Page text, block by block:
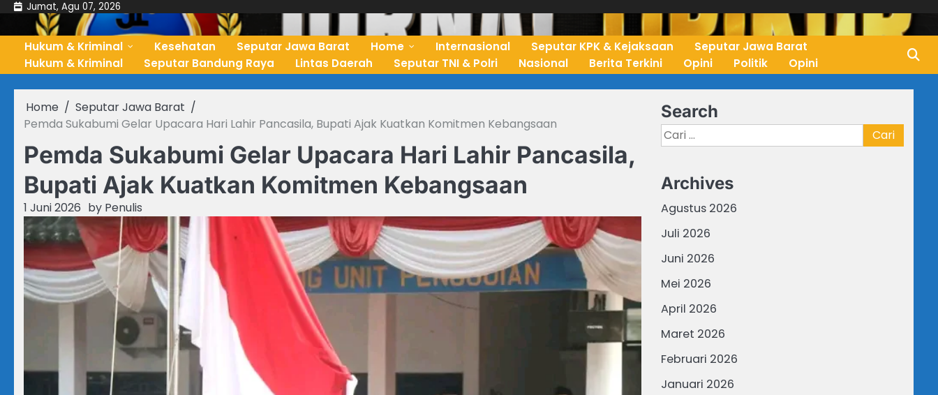
Skip
content
Jumat, Agu 07, 2026
Hukum & Kriminal Kesehatan Seputar Jawa Barat Home Internasional Seputar KPK & Kejaksaan
Seputar Jawa Barat
Hukum & Kriminal
Seputar Bandung Raya Lintas Daerah Seputar TNI & Polri Nasional Berita Terkini Opini Politik Opini
Home
Seputar Jawa Barat
Pemda Sukabumi Gelar Upacara Hari Lahir Pancasila, Bupati Ajak Kuatkan Komitmen Kebangsaan
Pemda Sukabumi Gelar Upacara Hari Lahir Pancasila,
Bupati Ajak Kuatkan Komitmen Kebangsaan
1 Juni 2026 by Penulis
Search
Cari
untuk:
Archives
Agustus 2026
Juli 2026
Juni 2026
Mei 2026
April 2026
Maret 2026
Februari 2026
Januari 2026